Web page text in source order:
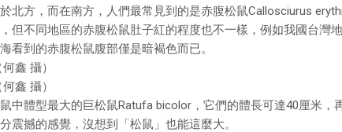
北方，而在南方，人們最常見到的是赤腹松鼠Callosciurus
但不同地區的赤腹松鼠肚子紅的程度也不一樣，例如我國台灣
看到的赤腹松鼠腹部僅是暗褐色而已。
鑫 攝）
鑫 攝）
中體型最大的巨松鼠Ratufa bicolor，它們的體長可達40厘米，
震撼的感覺，沒想到「松鼠」也能這麼大。